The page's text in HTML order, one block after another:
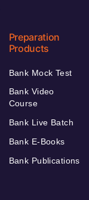
Preparation
Products
Bank Mock Test
Bank Video
Course
Bank Live Batch
Bank E-Books
Bank Publications